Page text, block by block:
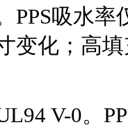
PPS吸水率
变化；高
V-0。